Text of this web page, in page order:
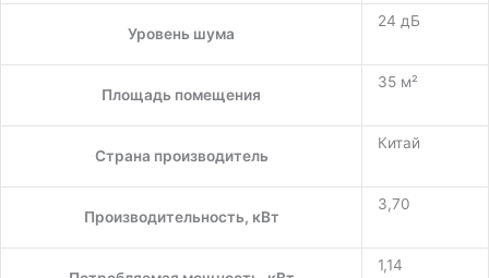
Уровень шума
24 дБ
Площадь помещения
35 м²
Страна производитель
Китай
Производительность, кВт
3,70
1,14